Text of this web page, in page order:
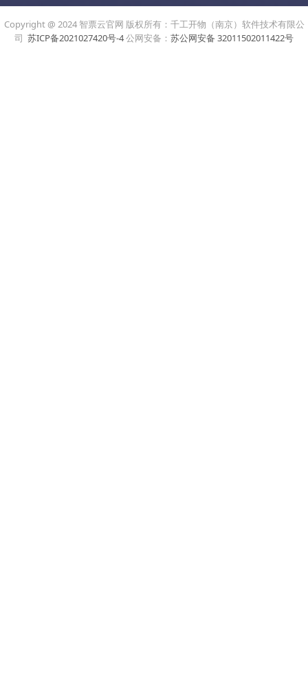
Copyright @ 2024 智票云官网 版权所有：千工开物（南京）软件技术有限公
司 苏ICP备2021027420号-4公网安备： 苏公网安备 32011502011422号